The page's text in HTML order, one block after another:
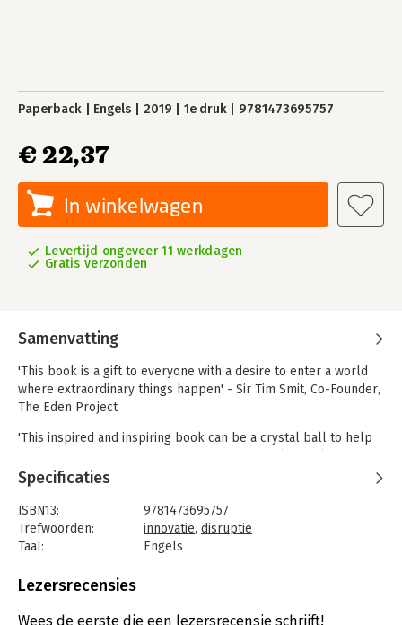
Paperback Engels 2019 1e druk 9781473695757
€ 22,37
In winkelwagen
Levertijd ongeveer 11 werkdagen
Gratis verzonden
Samenvatting
'This book is a gift to everyone with a desire to enter a world
where extraordinary things happen' - Sir Tim Smit, Co-Founder,
The Eden Project
'This inspired and inspiring book can be a crystal ball to help
of DRIVE and TO SELL IS HUMANA PRACTICAL OVERVIEW OF
CONTEMPORARY INNOVATION WITH SIMPLE, IMPLEMENTABLE
STRATEGIES FOR THINKING MORE CREATIVELY
Compiled by Springwise, the global innovation discovery
engine, Disrupt! explains and highlights the best, most
disruptive and most useful innovation ideas of the 21st Century,
and shows which themes underpin their success and which
ideas can best be used to drive creativity in your workplace,
Specificaties
ISBN13:
9781473695757
Trefwoorden:
innovatie, disruptie
Taal:
Engels
Aantal pagina's:
Druk:
1
Lezersrecensies
Wees de eerste die een lezersrecensie schrijft!